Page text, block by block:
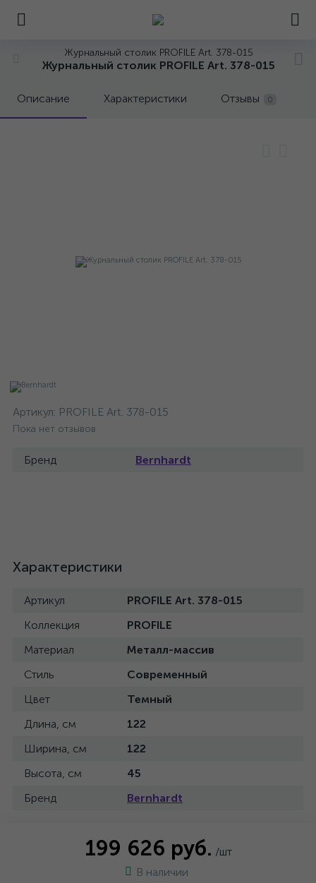
Журнальный столик PROFILE Art. 378-015
Журнальный столик PROFILE Art. 378-015
Описание Характеристики Отзывы 0
Артикул: PROFILE Art. 378-015
Пока нет отзывов
Бренд Bernhardt
Характеристики
Артикул
PROFILE Art. 378-015
Коллекция
PROFILE
Материал
Металл-массив
Стиль
Современный
Цвет
Темный
Длина, см
122
Ширина, см
122
Высота, см
45
Бренд
Bernhardt
199 626 руб. /шт
В наличии